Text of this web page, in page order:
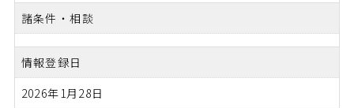
諸条件・相談
情報登録日
2026年1月28日